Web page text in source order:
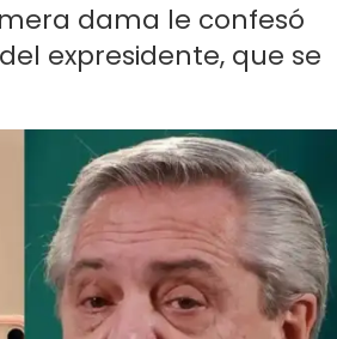
dama le confesó
expresidente, que se